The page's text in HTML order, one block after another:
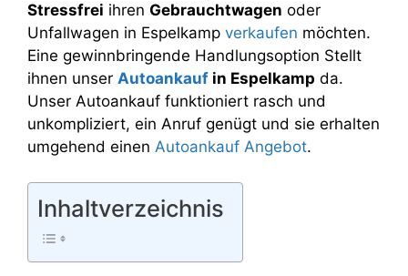
Stressfrei ihren Gebrauchtwagen oder
Unfallwagen in Espelkamp verkaufen möchten.
Eine gewinnbringende Handlungsoption Stellt
ihnen unser Autoankauf in Espelkamp da.
Unser Autoankauf funktioniert rasch und
unkompliziert, ein Anruf genügt und sie erhalten
umgehend einen Autoankauf Angebot.
Inhaltverzeichnis